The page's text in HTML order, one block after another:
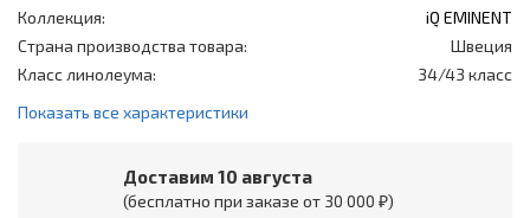
Коллекция:
iQ EMINENT
Страна производства товара:
Швеция
Класс линолеума:
34/43 класс
Показать все характеристики
Доставим 10 августа
(бесплатно при заказе от 30 000 ₽)